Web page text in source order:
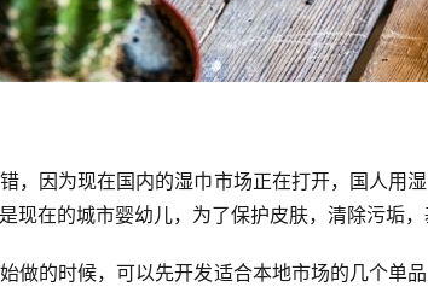
，因为现在国内的湿巾市场正在打开，国人用
现在的城市婴幼儿，为了保护皮肤，清除污垢，
做的时候，可以先开发适合本地市场的几个单